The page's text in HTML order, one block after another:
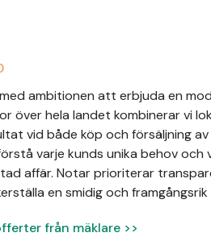
ambitionen att erbjuda en
över hela landet kombinerar vi
vid både köp och försäljning
varje kunds unika behov och
affär. Notar prioriterar
en smidig och
från mäklare >>